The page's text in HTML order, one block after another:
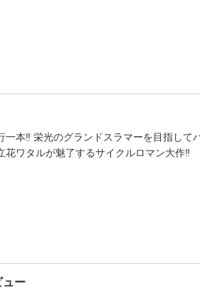
一本‼ 栄光のグランドスラマーを目指し
花ワタルが魅了するサイクルロマン大作‼
ー